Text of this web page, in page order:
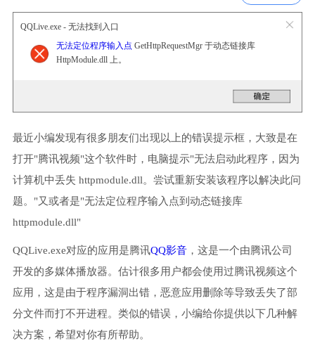
QQLive.exe - 无法找到入口
无法定位程序输入点 GetHttpRequestMgr 于动态链接库
HttpModule.dll 上。
最近小编发现有很多朋友们出现以上的错误提示框，大致是在
打开"腾讯视频"这个软件时，电脑提示"无法启动此程序，因为
计算机中丢失 httpmodule.dll。尝试重新安装该程序以解决此问
题。"又或者是"无法定位程序输入点到动态链接库
httpmodule.dll"
QQLive.exe对应的应用是腾讯QQ影音，这是一个由腾讯公司
开发的多媒体播放器。估计很多用户都会使用过腾讯视频这个
应用，这是由于程序漏洞出错，恶意应用删除等导致丢失了部
分文件而打不开进程。类似的错误，小编给你提供以下几种解
决方案，希望对你有所帮助。